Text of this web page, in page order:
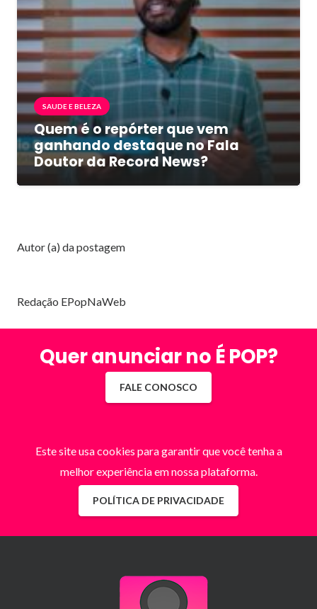
SAUDE E BELEZA
Quem é o repórter que vem
ganhando destaque no Fala
Doutor da Record News?
Autor (a) da postagem
Redação EPopNaWeb
Quer anunciar no É POP?
FALE CONOSCO
Este site usa cookies para garantir que você tenha a
melhor experiência em nossa plataforma.
POLÍTICA DE PRIVACIDADE